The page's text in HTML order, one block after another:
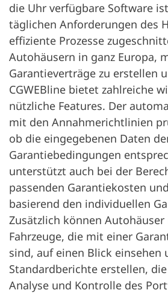
die Uhr verfügbare Software
täglichen Anforderungen des
effiziente Prozesse
Autohäusern in ganz Europa,
Garantieverträge zu erstellen
CGWEBline bietet zahlreiche
nützliche Features. Der
mit den Annahmerichtlinien
ob die eingegebenen Daten
Garantiebedingungen
unterstützt auch bei der
passenden Garantiekosten
basierend den individuellen
Zusätzlich können Autohäuser
Fahrzeuge, die mit einer
sind, auf einen Blick einsehen
Standardberichte erstellen,
Analyse und Kontrolle des